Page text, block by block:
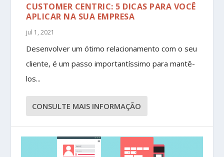
CUSTOMER CENTRIC: 5 DICAS PARA VOCÊ
APLICAR NA SUA EMPRESA
jul 1, 2021
Desenvolver um ótimo relacionamento com o seu
cliente, é um passo importantíssimo para mantê-
los...
CONSULTE MAIS INFORMAÇÃO